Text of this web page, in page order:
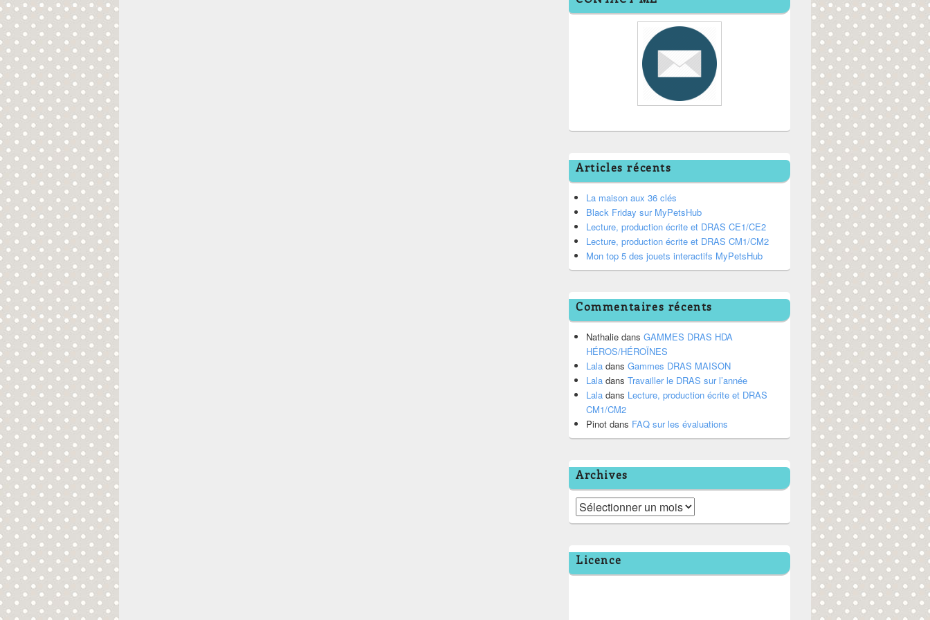
Articles récents
La maison aux 36 clés
Black Friday sur MyPetsHub
Lecture, production écrite et DRAS CE1/CE2
Lecture, production écrite et DRAS CM1/CM2
Mon top 5 des jouets interactifs MyPetsHub
Commentaires récents
Nathalie dans GAMMES DRAS HDA
HÉROS/HÉROÏNES
Lala dans Gammes DRAS MAISON
Lala dans Travailler le DRAS sur l’année
Lala dans Lecture, production écrite et DRAS
CM1/CM2
Pinot dans FAQ sur les évaluations
Archives
Archives
Licence